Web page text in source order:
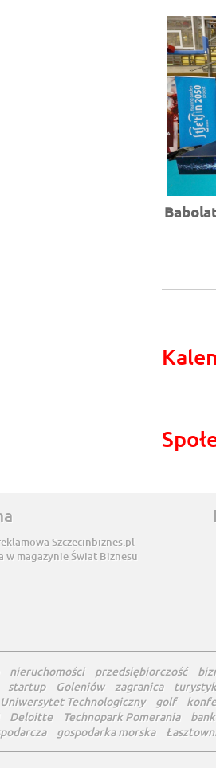
Szczecinbiznes.pl
w magazynie Świat Biznesu
nieruchomości przedsiębiorczość
startup Goleniów zagranica
Technologiczny golf
Deloitte Technopark Pomerania bank
gospodarka morska